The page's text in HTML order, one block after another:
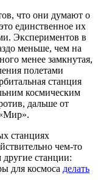
что они думают о
единственное их
Экспериментов в
меньше, чем на
менее замкнутая,
полетами
станция
космическим
дальше от
станциях
чем-то
станции:
для космоса делать